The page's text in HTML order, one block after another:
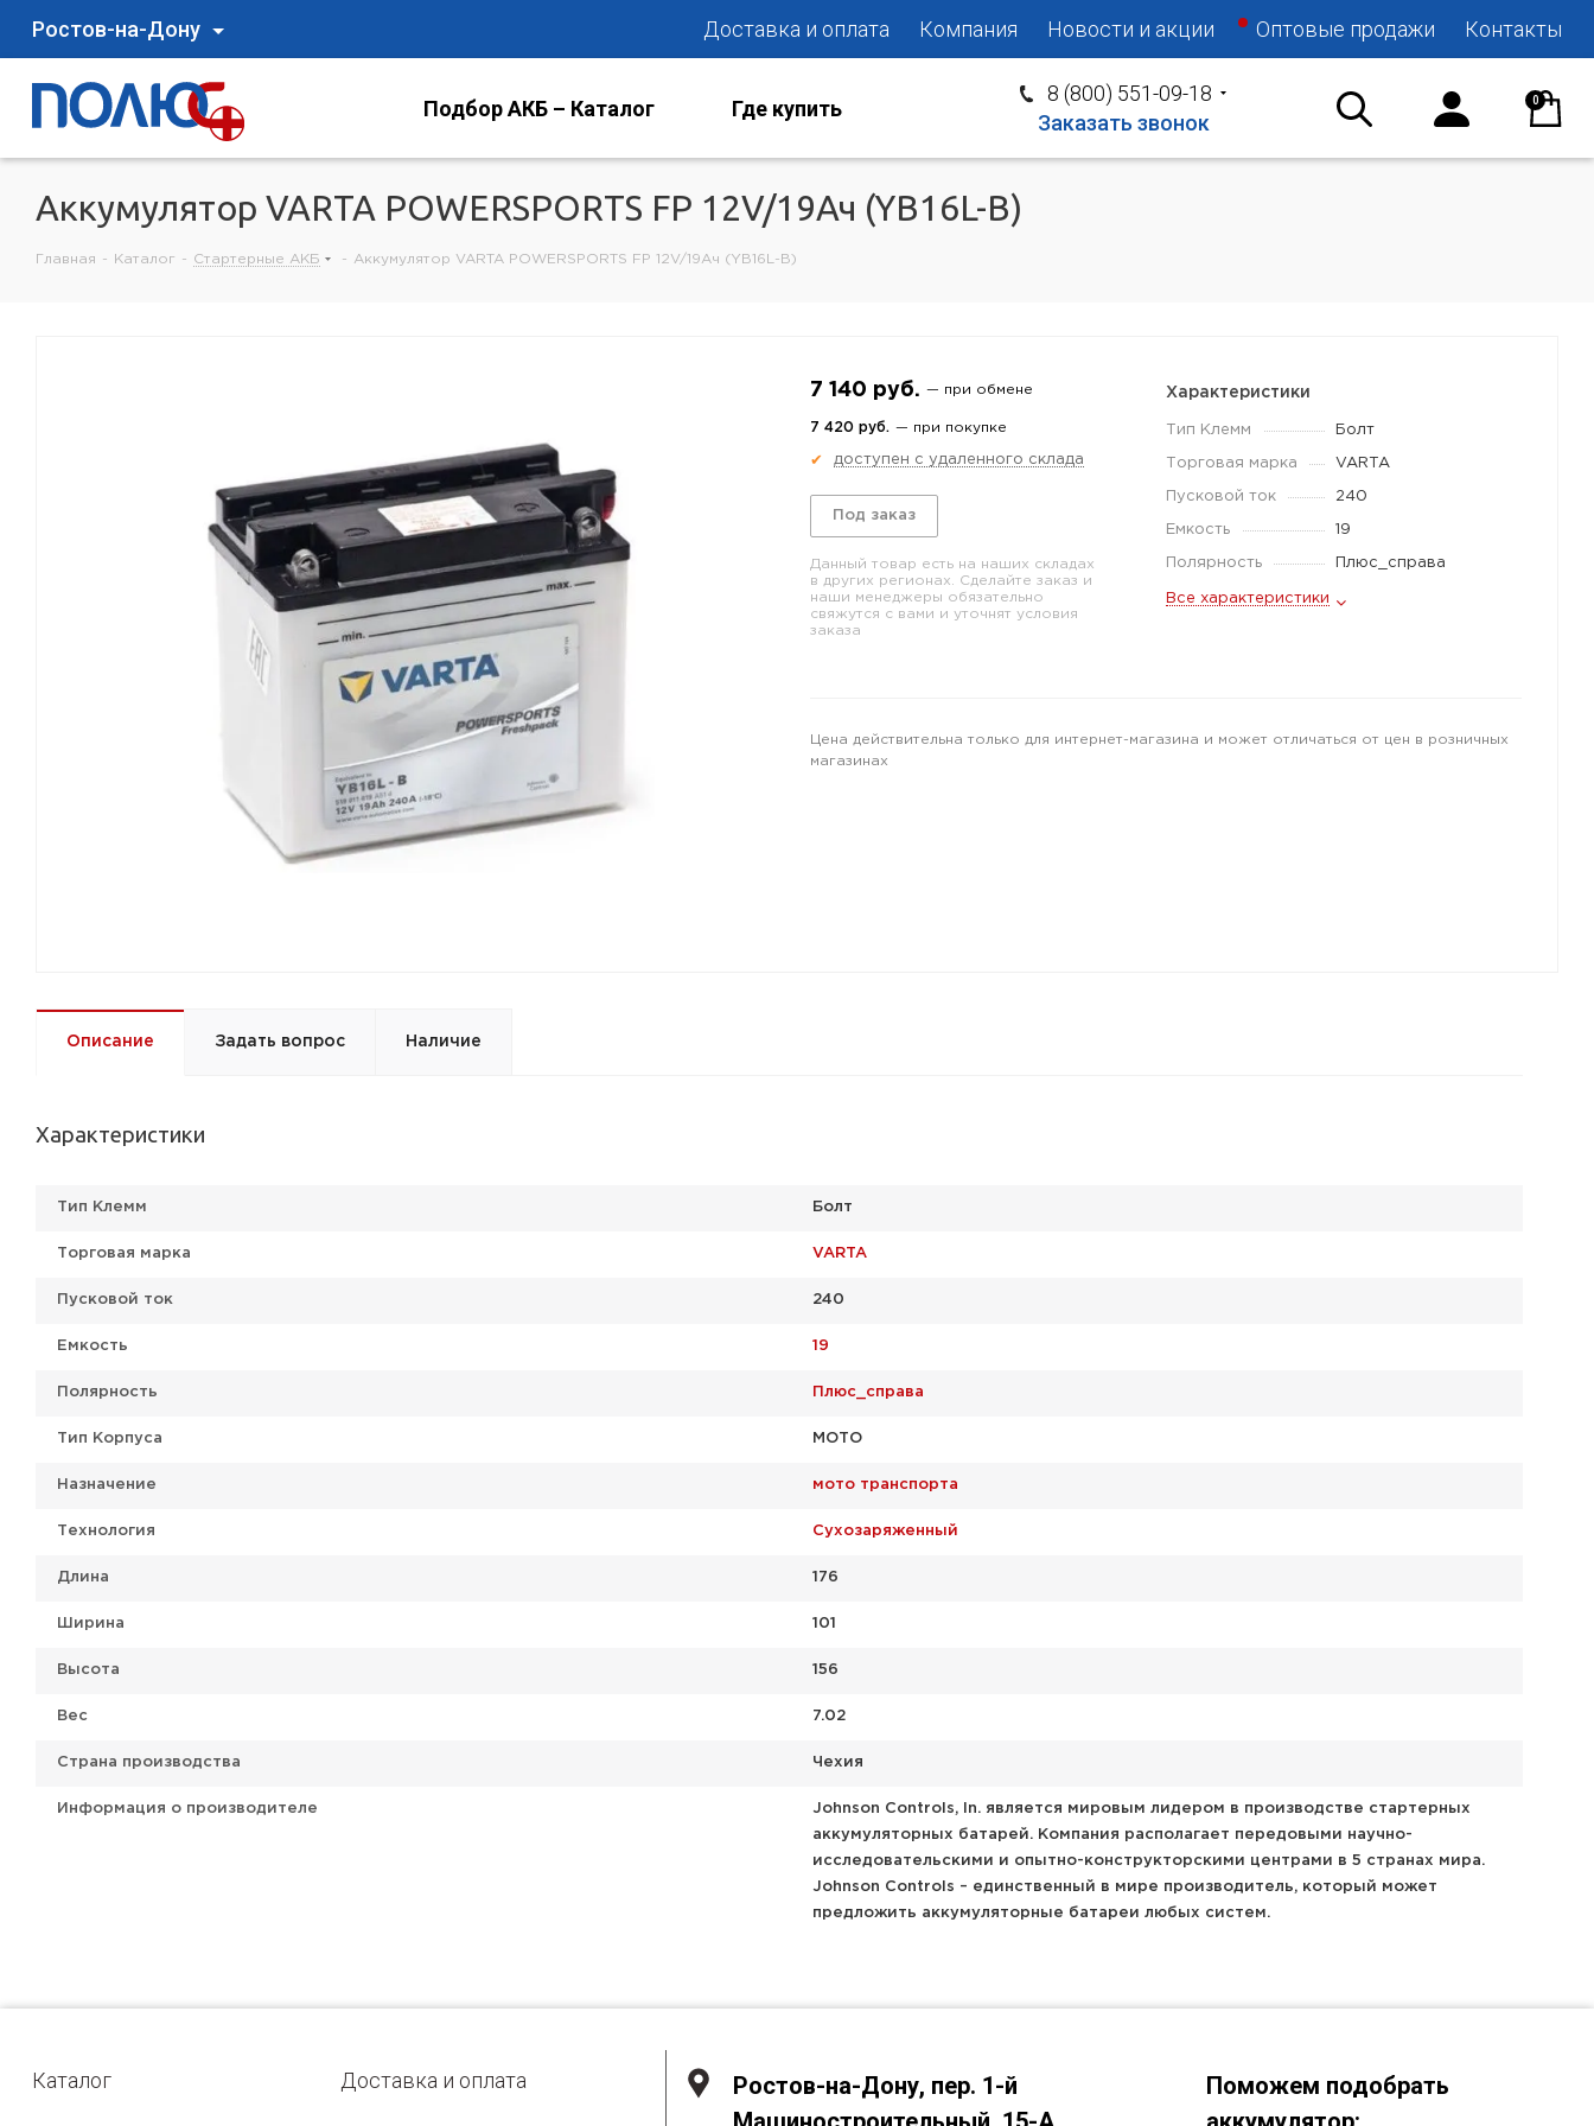
Ростов-на-Дону Доставка и оплата Компания Новости и акции Оптовые продажи Контакты
Подбор АКБ – Каталог Где купить
8 (800) 551-09-18
Заказать звонок
0
Аккумулятор VARTA POWERSPORTS FP 12V/19Ач (YB16L-B)
Главная - Каталог - Стартерные АКБ - Аккумулятор VARTA POWERSPORTS FP 12V/19Ач (YB16L-B)
7 140 руб. — при обмене
7 420 руб. — при покупке
✔ доступен с удаленного склада
Под заказ
Данный товар есть на наших складах
в других регионах. Сделайте заказ и
наши менеджеры обязательно
свяжутся с вами и уточнят условия
заказа
Характеристики
Тип Клемм Болт
Торговая марка VARTA
Пусковой ток 240
Емкость 19
Полярность Плюс_справа
Все характеристики
Цена действительна только для интернет-магазина и может отличаться от цен в розничных
магазинах
Описание Задать вопрос Наличие
Характеристики
Тип Клемм Болт
Торговая марка VARTA
Пусковой ток 240
Емкость 19
Полярность Плюс_справа
Тип Корпуса МОТО
Назначение мото транспорта
Технология Сухозаряженный
Длина 176
Ширина 101
Высота 156
Вес 7.02
Страна производства Чехия
Информация о производителе
Johnson Controls, In. является мировым лидером в производстве стартерных
аккумуляторных батарей. Компания располагает передовыми научно-
исследовательскими и опытно-конструкторскими центрами в 5 странах мира.
Johnson Controls – единственный в мире производитель, который может
предложить аккумуляторные батареи любых систем.
Каталог Доставка и оплата
Ростов-на-Дону, пер. 1-й
Поможем подобрать